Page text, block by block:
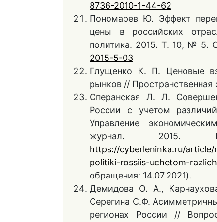
8736-2010-1-44-62
Пономарев Ю. Эффект
цены в российских
политика. 2015. Т. 10, № 5.
2015-5-03
Глущенко К. П. Ценовые
рынков //
Сперанская Л. Л.
России с учетом
Управление
журнал.
https://cyberleninka.ru/
politiki-rossiis-uchetom-
обращения: 14.07.2021).
Демидова О. А.,
Серегина C.Ф.
регионах России //